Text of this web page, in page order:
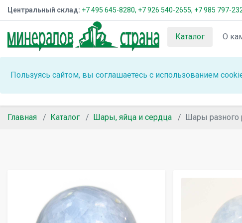
Центральный склад: +7 495 645-8280, +7 926 540-2655, +7 985 797-
Каталог О
Пользуясь сайтом, вы соглашаетесь с использованием
Главная Каталог Шары, яйца и сердца Шары разного